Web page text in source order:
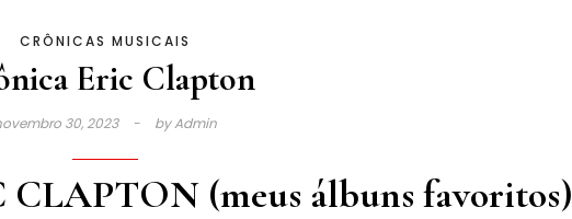
CRÔNICAS MUSICAIS
Eric Clapton
30, 2023 byAdmin
(meus álbuns favoritos)